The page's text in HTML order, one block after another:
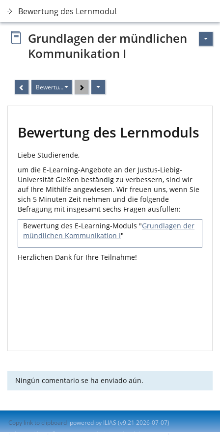
Bewertung des Lernmoduls
Grundlagen der mündlichen
Kommunikation I
Bewertung des Lernmoduls
Bewertung des Lernmoduls
Liebe Studierende,
um die E-Learning-Angebote an der Justus-Liebig-
Universität Gießen beständig zu verbessern, sind wir
auf Ihre Mithilfe angewiesen. Wir freuen uns, wenn Sie
sich 5 Minuten Zeit nehmen und die folgende
Befragung mit insgesamt sechs Fragen ausfüllen:
Bewertung des E-Learning-Moduls "Grundlagen der
mündlichen Kommunikation I"
Herzlichen Dank für Ihre Teilnahme!
Ningún comentario se ha enviado aún.
Copy link to clipboard powered by ILIAS (v9.21 2026-07-07)
Impresión
Contactar con administrador del sistema